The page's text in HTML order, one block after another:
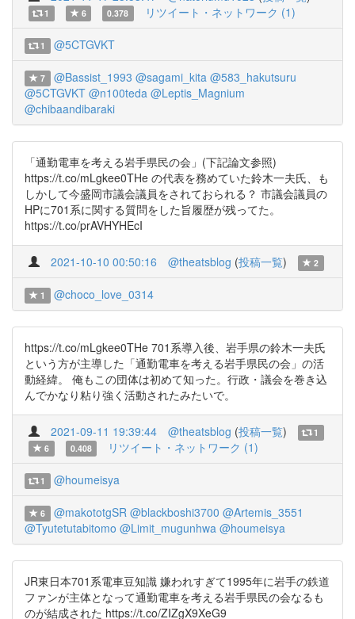
1 6 0.378 リツイート・ネットワーク (1)
1 @5CTGVKT
7 @Bassist_1993 @sagami_kita @583_hakutsuru
@5CTGVKT @n100teda @Leptis_Magnium
@chibaandibaraki
「通勤電車を考える岩手県民の会」(下記論文参照)
https://t.co/mLgkee0THe の代表を務めていた鈴木一夫氏、も
しかして今盛岡市議会議員をされておられる？ 市議会議員の
HPに701系に関する質問をした旨履歴が残ってた。
https://t.co/prAVHYHEcI
2021-10-10 00:50:16 @theatsblog (投稿一覧) 2
1 @choco_love_0314
https://t.co/mLgkee0THe 701系導入後、岩手県の鈴木一夫氏
という方が主導した「通勤電車を考える岩手県民の会」の活
動経緯。 俺もこの団体は初めて知った。行政・議会を巻き込
んでかなり粘り強く活動されたみたいで。
2021-09-11 19:39:44 @theatsblog (投稿一覧)
1
6
0.408 リツイート・ネットワーク (1)
1 @houmeisya
6 @makototgSR @blackboshi3700 @Artemis_3551
@Tyutetutabitomo @Limit_mugunhwa @houmeisya
JR東日本701系電車豆知識 嫌われすぎて1995年に岩手の鉄道
ファンが主体となって通勤電車を考える岩手県民の会なるも
のが結成された https://t.co/ZIZgX9XeG9